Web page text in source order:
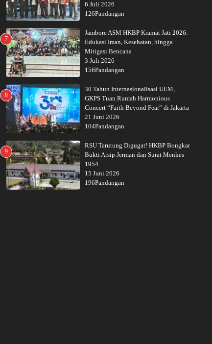
6 Juli 2026
126Pandangan
7
Jambore ASM HKBP Kramat Jati 2026:
Edukasi Iman, Kesehatan, hingga
Mitigasi Bencana
3 Juli 2026
156Pandangan
8
30 Tahun Internasionalisasi UEM,
GKPS Tuan Rumah Harmonious
Concert “Faith Beyond Fear” di Jakarta
21 Juni 2026
104Pandangan
9
RSU Tarutung Digugat! HKBP Bongkar
Bukti Arsip Jerman dan Surat Menkes
1954
15 Juni 2026
196Pandangan